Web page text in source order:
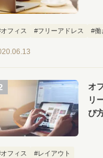
フィス #フリーアドレス #働
オ
リ
び
フィス #レイアウト